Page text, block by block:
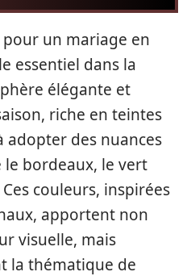
pour un mariage en
essentiel dans la
élégante et
riche en teintes
adopter des nuances
bordeaux, le vert
couleurs, inspirées
apportent non
visuelle, mais
la thématique de